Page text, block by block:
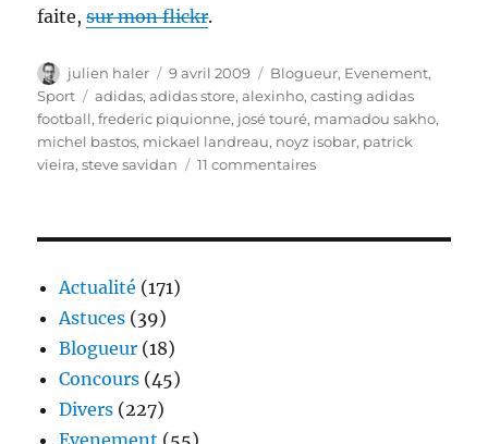
faite,sur mon flickr.
Auteur
julien haler
Publié
le
9 avril 2009 Catégories
Blogueur, Evenement,
Sport
Étiquettes
adidas,adidas store,alexinho,casting adidas
football,frederic piquionne, josé touré, mamadou sakho,
michel bastos, mickael landreau, noyz isobar, patrick
vieira,steve savidan 11 commentairessur
Actualité (171)
Astuces (39)
Blogueur (18)
Concours (45)
Divers (227)